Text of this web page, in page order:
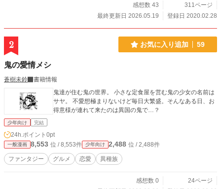
感想数 43
311ページ
最終更新日 2026.05.19
登録日 2020.02.28
2 お気に入り追加 59
鬼の愛情メシ
蒼樹未鈴
書籍情報
鬼達が住む鬼の世界。 小さな定食屋を営む鬼の少女の名前は
サヤ。 不愛想極まりないけど毎日大繁盛。そんなある日、お
得意様が連れて来たのは異国の鬼で…？
少年向け 完結
24h.ポイント 0pt
一般漫画 8,553 位 / 8,553件 少年向け 2,488 位 / 2,488件
ファンタジー グルメ 恋愛 異種族
感想数 0
24ページ